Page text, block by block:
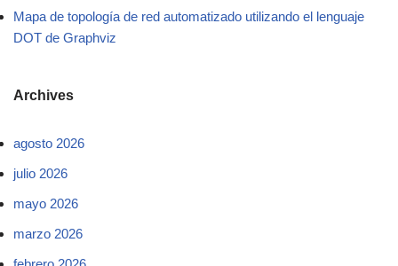
Mapa de topología de red automatizado utilizando el lenguaje
DOT de Graphviz
Archives
agosto 2026
julio 2026
mayo 2026
marzo 2026